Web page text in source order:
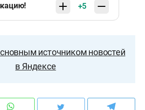
+5
источником новостей
в Яндексе